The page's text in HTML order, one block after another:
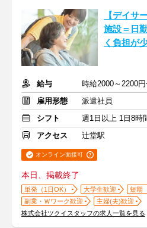
【デイサ
施設＝日
く負担が
給与
時給2000～2200
雇用形態
派遣社員
シフト
週1日以上 1日8時
アクセス
辻堂駅
オンライン面接可
本日、掲載終了
単発（1日OK） 大学生歓迎
短期
副業・Ｗワーク歓迎
主婦(夫)歓迎
株式会社ツクイスタッフの求人一覧を見る